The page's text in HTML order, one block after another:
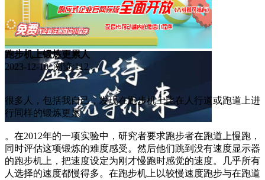
跑步机上锻炼更累人
2023-12-10 浏览:112
很多人，包括我自己，发现在跑步机上比在人行道或跑道上进
行同样的锻炼更累
。在2012年的一项实验中，研究者要求跑步者在跑道上慢跑，
同时评估这项锻炼的难度感受。然后他们跳到没有速度显示器
的跑步机上，把速度设定为刚才慢跑时感觉的速度。几乎所有
人选择的速度都慢得多。在跑步机上以较慢速度跑步与在跑道